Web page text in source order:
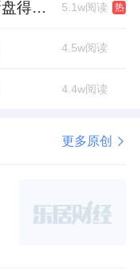
未来城星寰时光！朱辛庄新盘得房率创新高 5.1w阅读 热
4.5w阅读
4.4w阅读
更多原创